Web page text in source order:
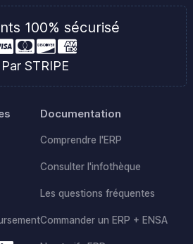
100% sécurisé
Par STRIPE
Documentation
Comprendre l'ERP
Consulter l'infothèque
Les questions fréquentes
Commander un ERP + ENSA